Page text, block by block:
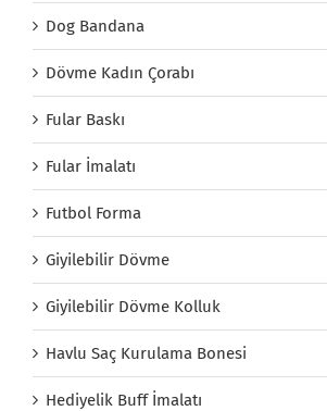
Dog Bandana
Dövme Kadın Çorabı
Fular Baskı
Fular İmalatı
Futbol Forma
Giyilebilir Dövme
Giyilebilir Dövme Kolluk
Havlu Saç Kurulama Bonesi
Hediyelik Buff İmalatı